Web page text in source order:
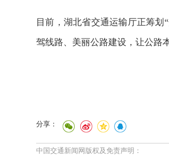
目前，湖北省交通运输厅正筹划
驾线路、美丽公路建设，让公路
分享：
中国交通新闻网版权及免责声明：